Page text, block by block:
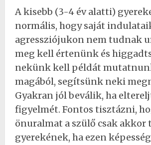
A kisebb (3-4 év alatti)
normális, hogy saját
agressziójukon nem tudnak
meg kell értenünk és
nekünk kell példát
magából, segítsünk neki
Gyakran jól beválik, ha
figyelmét. Fontos tisztázni,
önuralmat a szülő csak
gyerekének, ha ezen